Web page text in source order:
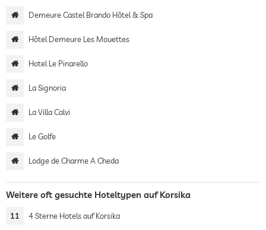
Demeure Castel Brando Hôtel & Spa
Hôtel Demeure Les Mouettes
Hotel Le Pinarello
La Signoria
La Villa Calvi
Le Golfe
Lodge de Charme A Cheda
Weitere oft gesuchte Hoteltypen auf Korsika
11 4 Sterne Hotels auf Korsika